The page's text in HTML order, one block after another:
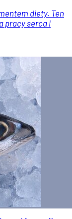
diety. Ten
pracy serca i